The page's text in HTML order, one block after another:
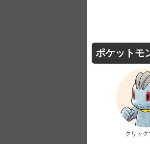
ポケットモ
クリッ